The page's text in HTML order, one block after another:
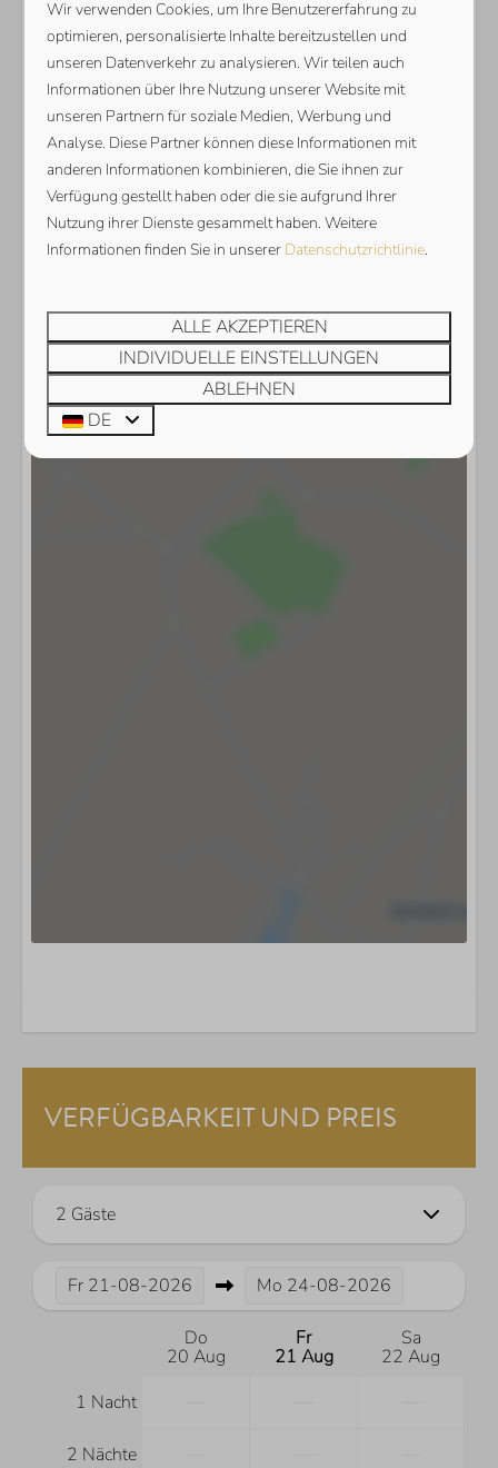
Karte anzeigen
VERFÜGBARKEIT UND PREIS
2 Gäste
Fr 21-08-2026 Mo 24-08-2026
Do
20 Aug
Fr
21 Aug
Sa
22 Aug
1 Nacht
2 Nächte
Wir verwenden Cookies, um Ihre Benutzererfahrung zu
optimieren, personalisierte Inhalte bereitzustellen und
unseren Datenverkehr zu analysieren. Wir teilen auch
Informationen über Ihre Nutzung unserer Website mit
unseren Partnern für soziale Medien, Werbung und
Analyse. Diese Partner können diese Informationen mit
anderen Informationen kombinieren, die Sie ihnen zur
Verfügung gestellt haben oder die sie aufgrund Ihrer
Nutzung ihrer Dienste gesammelt haben. Weitere
Informationen finden Sie in unserer Datenschutzrichtlinie.
ALLE AKZEPTIEREN
INDIVIDUELLE EINSTELLUNGEN
ABLEHNEN
DE